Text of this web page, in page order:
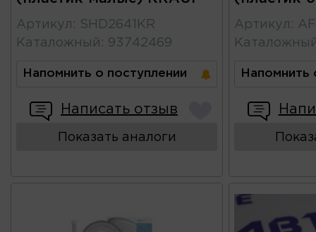
Артикул : SHD2641KR
Каталожный : 93742469
Напомнить о поступлении
Написать отзыв
Показать аналоги
Артикул :
Напомнить